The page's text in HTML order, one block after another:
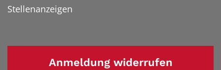
Stellenanzeigen
Anmeldung widerrufen